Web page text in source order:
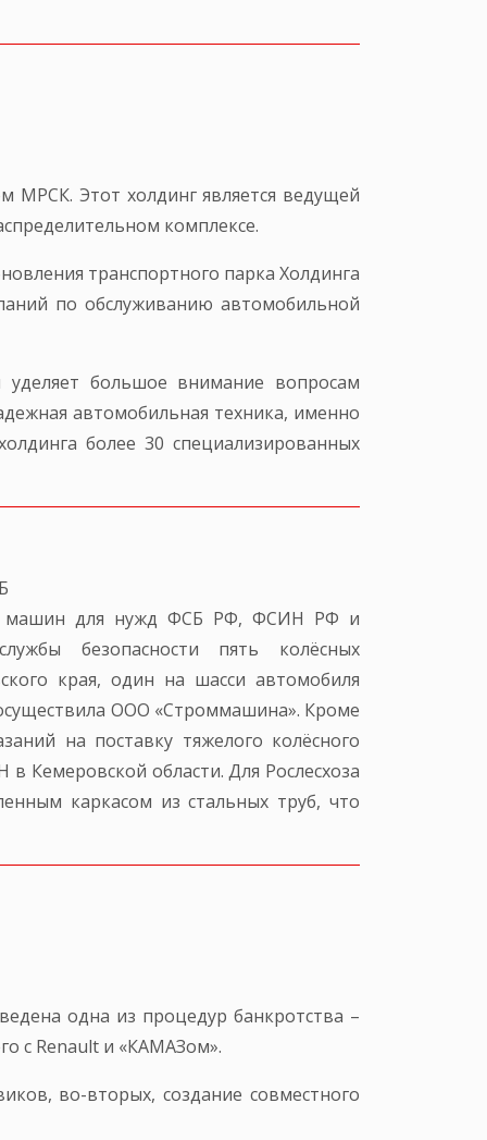
МРСК. Этот холдинг является ведущей
комплексе.
транспортного парка Холдинга
по обслуживанию автомобильной
большое внимание вопросам
автомобильная техника, именно
более 30 специализированных
машин для нужд ФСБ РФ, ФСИН РФ и
безопасности пять колёсных
края, один на шасси автомобиля
ООО «Строммашина». Кроме
на поставку тяжелого колёсного
Кемеровской области. Для Рослесхоза
каркасом из стальных труб, что
одна из процедур банкротства –
с Renault и «КАМАЗом».
во-вторых, создание совместного